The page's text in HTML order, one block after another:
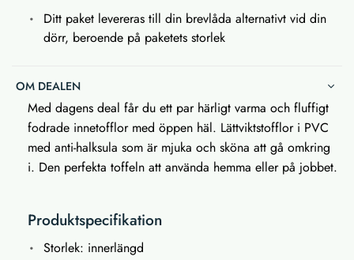
Ditt paket levereras till din brevlåda alternativt vid din
dörr, beroende på paketets storlek
OM DEALEN
Med dagens deal får du ett par härligt varma och fluffigt
fodrade innetofflor med öppen häl. Lättviktstofflor i PVC
med anti-halksula som är mjuka och sköna att gå omkring
i. Den perfekta toffeln att använda hemma eller på jobbet.
Produktspecifikation
Storlek: innerlängd